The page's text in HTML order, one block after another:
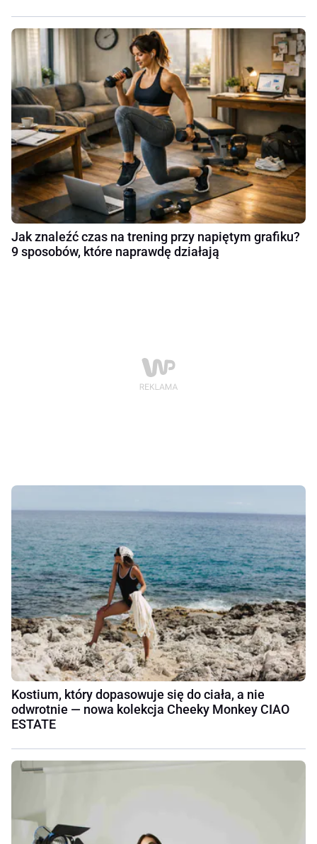
Jak znaleźć czas na trening przy napiętym grafiku?
9 sposobów, które naprawdę działają
Kostium, który dopasowuje się do ciała, a nie
odwrotnie — nowa kolekcja Cheeky Monkey CIAO
ESTATE